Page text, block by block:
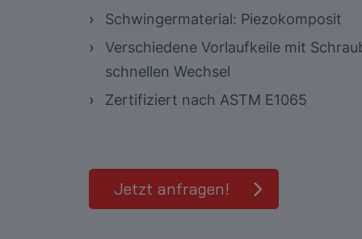
Schwingermaterial: Piezokomposit
Verschiedene Vorlaufkeile mit
schnellen Wechsel
Zertifiziert nach ASTM E1065
Jetzt anfragen!